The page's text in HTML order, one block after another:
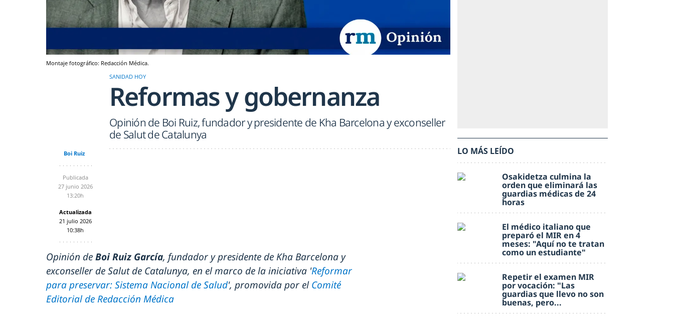
Montaje fotográfico: Redacción Médica.
SANIDAD HOY
Reformas y gobernanza
Opinión de Boi Ruiz, fundador y presidente de Kha Barcelona y exconseller
de Salut de Catalunya
Boi Ruiz
Publicada
27 junio 2026
13:20h
Actualizada
21 julio 2026
10:38h
Opinión deBoi Ruiz García, fundador y presidente de Kha Barcelona y
exconseller de Salut de Catalunya, en el marco de la iniciativa 'Reformar
para preservar: Sistema Nacional de Salud', promovida por el Comité
Editorial de Redacción Médica
LO MÁS LEÍDO
Osakidetza culmina la
orden que eliminará las
guardias médicas de 24
horas
El médico italiano que
preparó el MIR en 4
meses: "Aquí no te tratan
como un estudiante"
Repetir el examen MIR
por vocación: "Las
guardias que llevo no son
buenas, pero...